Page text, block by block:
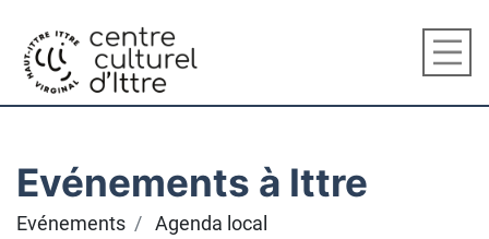
Evénements à Ittre
Evénements Agenda local